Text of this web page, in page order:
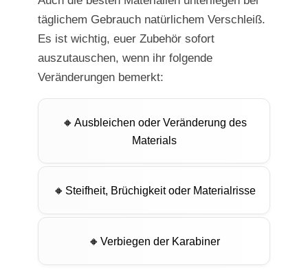
täglichem Gebrauch natürlichem Verschleiß.
Es ist wichtig, euer Zubehör sofort
auszutauschen, wenn ihr folgende
Veränderungen bemerkt:
Ausbleichen oder Veränderung des
Materials
Steifheit, Brüchigkeit oder Materialrisse
Verbiegen der Karabiner